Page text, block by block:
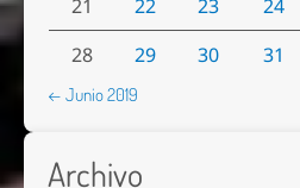
21
22 23 24
28
29 30 31
← Junio 2019
Archivo